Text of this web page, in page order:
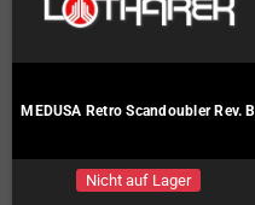
MEDUSA Retro Scandoubler Rev. B
Nicht auf Lager